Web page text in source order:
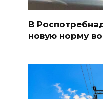
В
новую норму